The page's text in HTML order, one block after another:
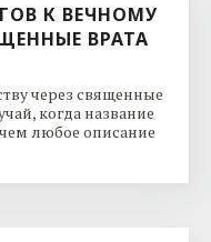
К ВЕЧНОМУ
ВРАТА
через священные
когда название
любое описание